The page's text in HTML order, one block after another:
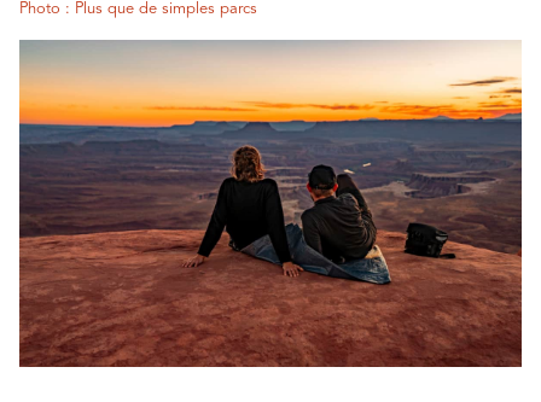
Photo : Plus que de simples parcs